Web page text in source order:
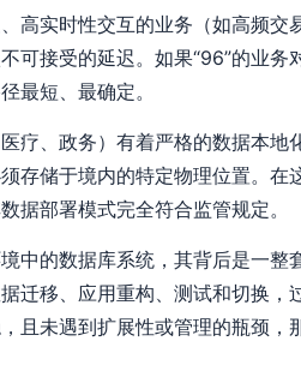
高实时性交互的业务（如高频交
可接受的延迟。如果“96”的业务
最短、最确定。
疗、政务）有着严格的数据本地
储于境内的特定物理位置。在
据部署模式完全符合监管规定。
中的数据库系统，其背后是一整
迁移、应用重构、测试和切换，
且未遇到扩展性或管理的瓶颈，